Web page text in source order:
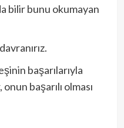
bilir bunu okumayan
başarılarıyla
başarılı olması